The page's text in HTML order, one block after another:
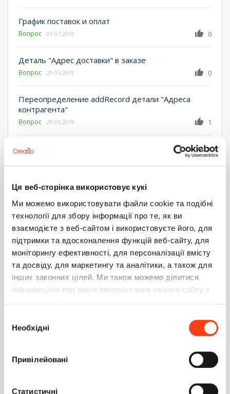
Ця веб-сторінка використовує кукі
Ми можемо використовувати файли cookie та подібні
технології для збору інформації про те, як ви
взаємодієте з веб-сайтом і використовуєте його, для
підтримки та вдосконалення функцій веб-сайту, для
моніторингу ефективності, для персоналізації вмісту
та досвіду, для маркетингу та аналітики, а також для
інших законних цілей. Ми також можемо ділитися
інформацією про ваше використання нашого сайту з
інформацією, яку ви їм надали або яку вони зібрали
під час використання вами їхніх послуг. Детальніше
згоди
Необхідні
Привілейовані
Статистичні
График поставок и оплат
Вопрос 0
01.07.2019
Деталь "Адрес доставки" в заказе
Вопрос 0
29.05.2019
Переопределение addRecord детали "Адреса
контрагента"
Вопрос 1
29.05.2019
Enable approval in section
MasterRecordId, замещение метода addRecord
Как отключить сохранение записи при добавлении
записей на деталь
Вопрос 1
17.04.2019
Добавить справочное поле в единицы измерения
Error while starting the process
1
Развернуть иерархическую структуру в разделе
1
05.03.2019